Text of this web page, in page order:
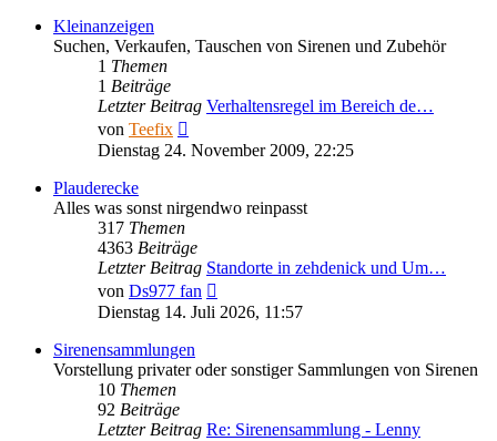
Kleinanzeigen
Suchen, Verkaufen, Tauschen von Sirenen und Zubehör
1 Themen
1 Beiträge
Letzter Beitrag Verhaltensregel im Bereich de…
von Teefix
Beitrag
Dienstag 24. November 2009, 22:25
Plauderecke
Alles was sonst nirgendwo reinpasst
317 Themen
4363 Beiträge
Letzter Beitrag Standorte in zehdenick und Um…
von Ds977 fan
Beitrag
Dienstag 14. Juli 2026, 11:57
Sirenensammlungen
Vorstellung privater oder sonstiger Sammlungen von Sirenen
10 Themen
92 Beiträge
Letzter Beitrag Re: Sirenensammlung - Lenny